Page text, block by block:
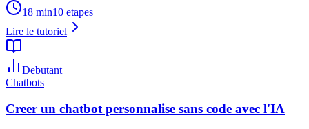
18 min10 etapes
Lire le tutoriel
Debutant
Chatbots
Creer un chatbot personnalise sans code avec l'IA